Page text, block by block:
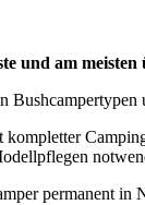
und am
Bushcampertypen
permanent in